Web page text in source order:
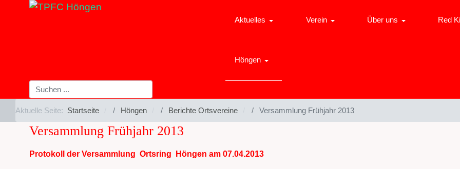
Aktuelles Verein Über uns Red
Höngen
Aktuelle Seite: Startseite Höngen Berichte Ortsvereine Versammlung Frühjahr 2013
Versammlung Frühjahr 2013
Protokoll der Versammlung Ortsring Höngen am 07.04.2013